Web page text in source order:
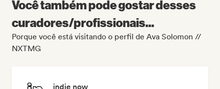
Você também pode gostar desses
curadores/profissionais...
Porque você está visitando o perfil de Ava Solomon //
NXTMG
indie now